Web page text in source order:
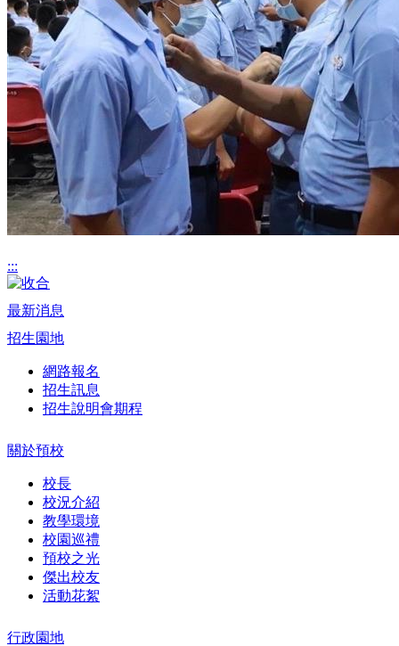
:::
最新消息
招生園地
網路報名
招生訊息
招生說明會期程
關於預校
校長
校況介紹
教學環境
校園巡禮
預校之光
傑出校友
活動花絮
行政園地